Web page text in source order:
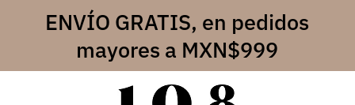
ENVÍO GRATIS, en pedidos
mayores a MXN$999